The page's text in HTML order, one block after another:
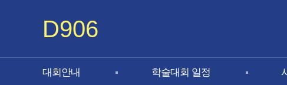
D906
대회안내 학술대회 일정